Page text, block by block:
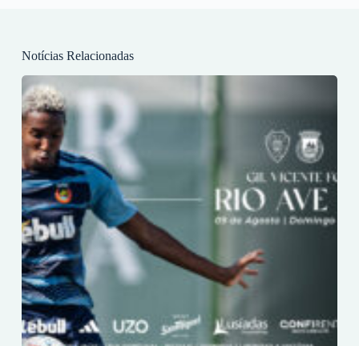
Notícias Relacionadas